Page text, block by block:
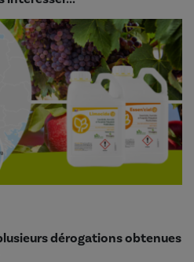
dérogations obtenues